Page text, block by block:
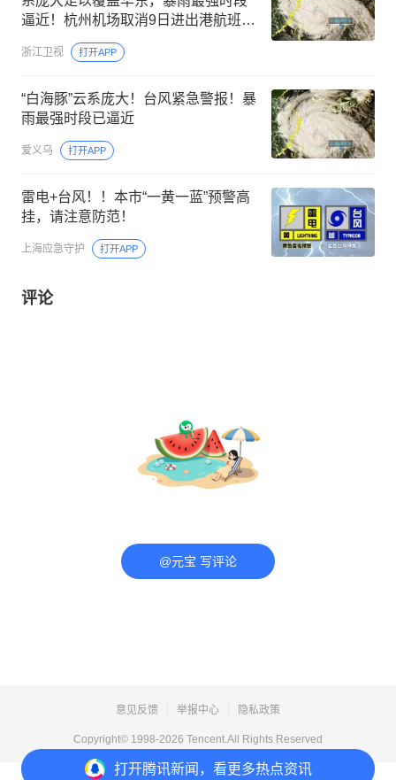
打开腾讯新闻，看更多热点资讯
逼近！杭州机场取消9日进出港航班52
浙江卫视 打开APP
“白海豚”云系庞大！台风紧急警报！暴
雨最强时段已逼近
爱义乌 打开APP
雷电+台风！！本市“一黄一蓝”预警高
挂，请注意防范！
上海应急守护 打开APP
评论
@元宝 写评论
意见反馈 举报中心 隐私政策
Copyright© 1998-2026 Tencent.All Rights Reserved